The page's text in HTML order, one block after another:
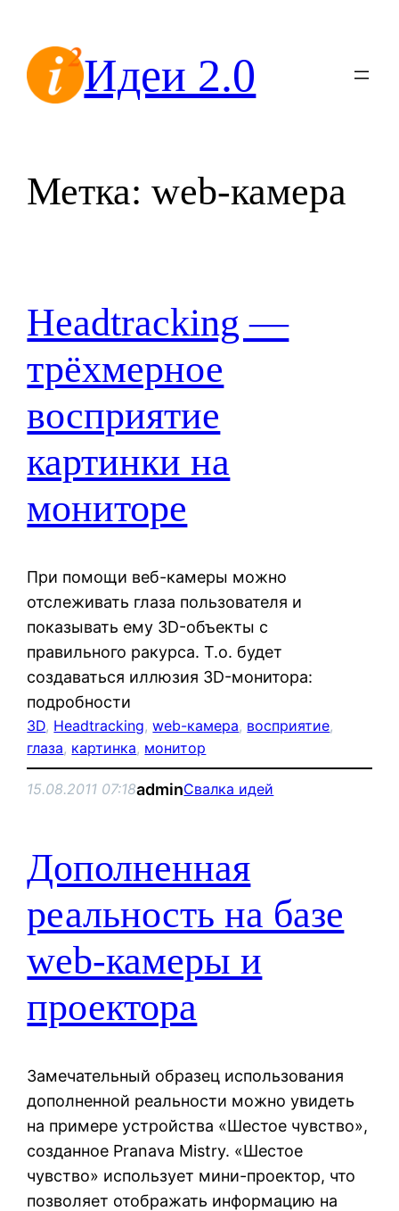
содержимомуИдеи 2.0
Метка:web-камера
Headtracking —
трёхмерное
восприятие
картинки на
мониторе
При помощи веб-камеры можно
отслеживать глаза пользователя и
показывать ему 3D-объекты с
правильного ракурса. Т.о. будет
создаваться иллюзия 3D-монитора:
подробности
3D, Headtracking, web-камера, восприятие
глаза, картинка, монитор
15.08.2011 07:18adminСвалка идей
Дополненная
реальность на базе
web-камеры и
проектора
Замечательный образец использования
дополненной реальности можно увидеть
на примере устройства «Шестое чувство»,
созданное Pranava Mistry. «Шестое
чувство» использует мини-проектор, что
позволяет отображать информацию на